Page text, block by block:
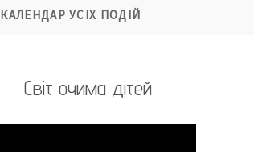
КАЛЕНДАР УСІХ ПОДІЙ
Світ очима дітей